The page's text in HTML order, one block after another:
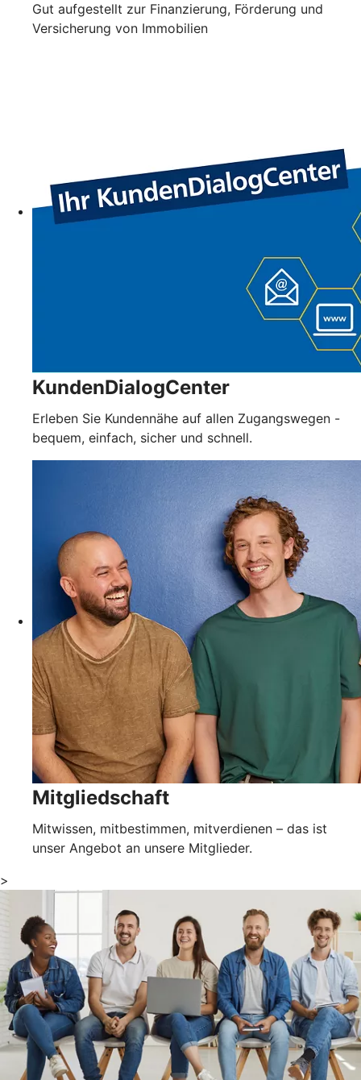
Gut aufgestellt zur Finanzierung, Förderung und
Versicherung von Immobilien
KundenDialogCenter
Erleben Sie Kundennähe auf allen Zugangswegen -
bequem, einfach, sicher und schnell.
Mitgliedschaft
Mitwissen, mitbestimmen, mitverdienen – das ist
unser Angebot an unsere Mitglieder.
>